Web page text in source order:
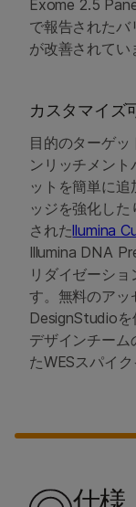
Exome 2.5
で報告された
が改善されてい
カスタマイズ
目的のターゲ
ンリッチメン
ットを簡単に
ッジを強化し
されたllumina
Illumina DNA
リダイゼーシ
す。無料のアッ
DesignStudioを
デザインチー
たWESスパイ